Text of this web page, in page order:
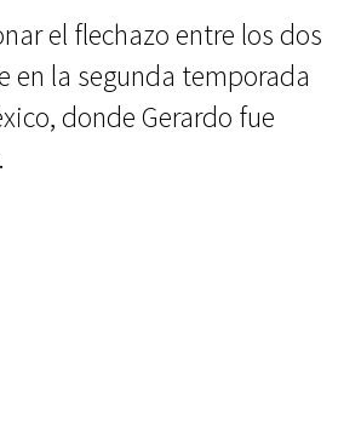
el flechazo entre los dos
en la segunda temporada
donde Gerardo fue